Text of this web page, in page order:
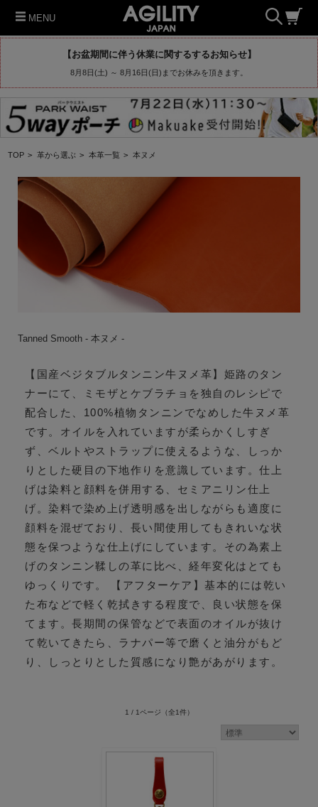
MENU
【お盆期間に伴う休業に関するするお知らせ】
8月8日(土) ～ 8月16日(日)までお休みを頂きます。
TOP > 革から選ぶ > 本革一覧 > 本ヌメ
Tanned Smooth - 本ヌメ -
【国産ベジタブルタンニン牛ヌメ革】姫路のタン
ナーにて、ミモザとケブラチョを独自のレシピで
配合した、100%植物タンニンでなめした牛ヌメ革
です。オイルを入れていますが柔らかくしすぎ
ず、ベルトやストラップに使えるような、しっか
りとした硬目の下地作りを意識しています。仕上
げは染料と顔料を併用する、セミアニリン仕上
げ。染料で染め上げ透明感を出しながらも適度に
顔料を混ぜており、長い間使用してもきれいな状
態を保つような仕上げにしています。その為素上
げのタンニン鞣しの革に比べ、経年変化はとても
ゆっくりです。 【アフターケア】基本的には乾い
た布などで軽く乾拭きする程度で、良い状態を保
てます。長期間の保管などで表面のオイルが抜け
て乾いてきたら、ラナパー等で磨くと油分がもど
り、しっとりとした質感になり艶があがります。
1 / 1ページ （全1件）